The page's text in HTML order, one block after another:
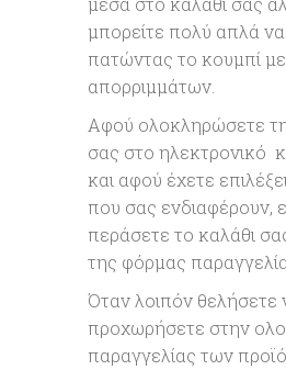
μπορείτε πολύ απλά
πατώντας το κουμπί
απορριμμάτων.
Αφού ολοκληρώσετε
σας στο ηλεκτρονικό
και αφού έχετε
που σας ενδιαφέρουν,
περάσετε το καλάθι
της φόρμας
Όταν λοιπόν θελήσετε
προχωρήσετε στην
παραγγελίας των